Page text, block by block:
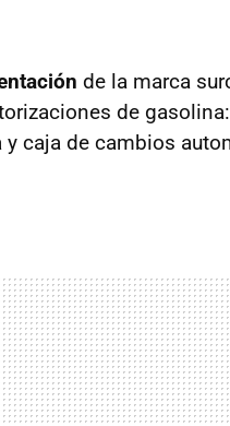
de la marca
de
caja de cambios